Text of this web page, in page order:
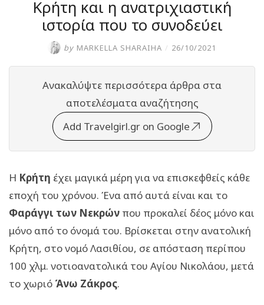
Κρήτη και η ανατριχιαστική
ιστορία που το συνοδεύει
by MARKELLA SHARAIHA / 26/10/2021
Ανακαλύψτε περισσότερα άρθρα στα
αποτελέσματα αναζήτησης
Add Travelgirl.gr on Google
Η Κρήτη έχει μαγικά μέρη για να επισκεφθείς κάθε
εποχή του χρόνου. Ένα από αυτά είναι και το
Φαράγγι των Νεκρών που προκαλεί δέος μόνο και
μόνο από το όνομά του. Βρίσκεται στην ανατολική
Κρήτη, στο νομό Λασιθίου, σε απόσταση περίπου
100 χλμ. νοτιοανατολικά του Αγίου Νικολάου, μετά
το χωριό Άνω Ζάκρος.